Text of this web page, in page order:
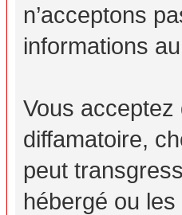
n’acceptons
informations
Vous
diffamatoire,
peut
hébergé ou